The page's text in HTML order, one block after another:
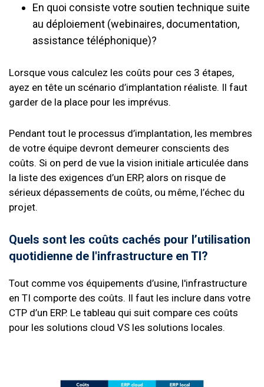
En quoi consiste votre soutien technique suite
au déploiement (webinaires, documentation,
assistance téléphonique)?
Lorsque vous calculez les coûts pour ces 3 étapes,
ayez en tête un scénario d’implantation réaliste. Il faut
garder de la place pour les imprévus.
Pendant tout le processus d’implantation, les membres
de votre équipe devront demeurer conscients des
coûts. Si on perd de vue la vision initiale articulée dans
la liste des exigences d’un ERP, alors on risque de
sérieux dépassements de coûts, ou même, l’échec du
projet.
Quels sont les coûts cachés pour l’utilisation
quotidienne de l'infrastructure en TI?
Tout comme vos équipements d’usine, l'infrastructure
en TI comporte des coûts. Il faut les inclure dans votre
CTP d’un ERP. Le tableau qui suit compare ces coûts
pour les solutions cloud VS les solutions locales.